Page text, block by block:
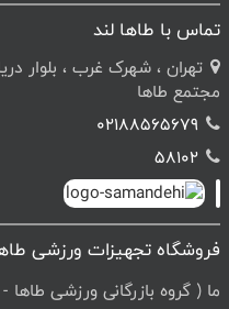
تماس با طاها لند
مجتمع طاها
02188565679
58102
فروشگاه تجهیزات ورزشی
ما ( گروه بازرگانی ورزشی